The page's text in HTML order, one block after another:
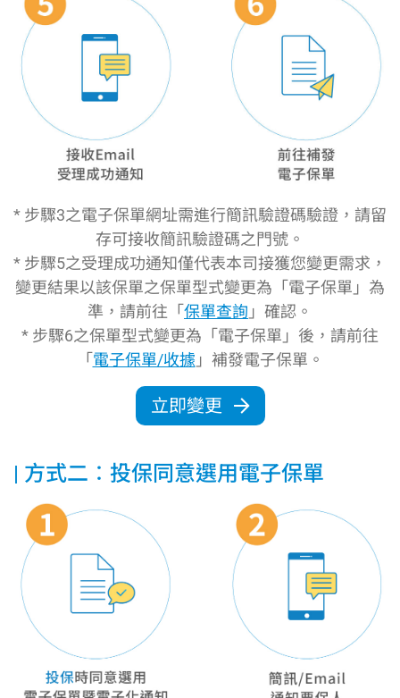
* 步驟3之電子保單網址需進行簡訊驗證碼驗證，請留
存可接收簡訊驗證碼之門號。
* 步驟5之受理成功通知僅代表本司接獲您變更需求，
變更結果以該保單之保單型式變更為「電子保單」為
準，請前往「保單查詢 」確認。
* 步驟6之保單型式變更為「電子保單」後，請前往
「電子保單/收據 」補發電子保單。
立即變更
方式二：投保同意選用電子保單